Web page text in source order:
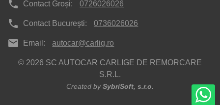
phone Contact Groși: 0726026026
phone Contact București: 0736026026
mail Email: autocar@carlig.ro
© 2026 SC AUTOCAR CARLIGE DE REMORCARE
S.R.L.
Created bySybriSoft, s.r.o.